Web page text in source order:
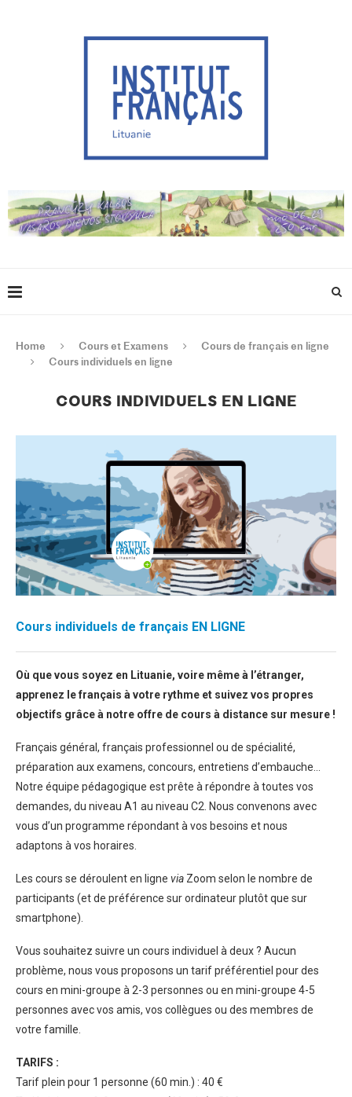
Home Cours et Examens
Cours de français en ligne
Cours individuels en ligne
COURS INDIVIDUELS EN LIGNE
Cours individuels de français EN LIGNE
Où que vous soyez en Lituanie, voire même à l’étranger,
apprenez le français à votre rythme et suivez vos propres
objectifs grâce à notre offre de cours à distance sur mesure !
Français général, français professionnel ou de spécialité,
préparation aux examens, concours, entretiens d’embauche…
Notre équipe pédagogique est prête à répondre à toutes vos
demandes, du niveau A1 au niveau C2. Nous convenons avec
vous d’un programme répondant à vos besoins et nous
adaptons à vos horaires.
Les cours se déroulent en ligne via Zoom selon le nombre de
participants (et de préférence sur ordinateur plutôt que sur
smartphone).
Vous souhaitez suivre un cours individuel à deux ? Aucun
problème, nous vous proposons un tarif préférentiel pour des
cours en mini-groupe à 2-3 personnes ou en mini-groupe 4-5
personnes avec vos amis, vos collègues ou des membres de
votre famille.
TARIFS :
Tarif plein pour 1 personne (60 min.) : 40 €